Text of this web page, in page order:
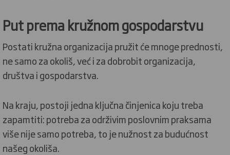
Put prema kružnom gospodarstvu
Postati kružna organizacija pružit će mnoge prednosti,
ne samo za okoliš, već i za dobrobit organizacija,
društva i gospodarstva.
Na kraju, postoji jedna ključna činjenica koju treba
zapamtiti: potreba za održivim poslovnim praksama
više nije samo potreba, to je nužnost za budućnost
našeg okoliša.